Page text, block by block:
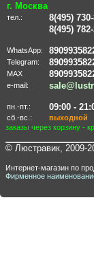
г. Москва
тел.:
8(495)
8(495)
WhatsApp:
Telegram:
MAX
e-mail:
пн.-пт.: 09:00 -
сб.-вс.:
выходной
заказы через корзину -
© Люстравик, 2009-
Интернет-магазин по
Фирменное